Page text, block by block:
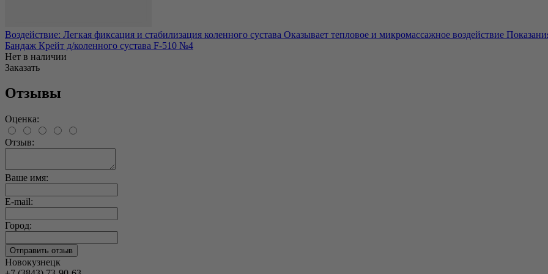
Воздействие: Легкая фиксация и стабилизация коленного сустава Оказывает тепловое и микромассажное воздействие
Бандаж Крейт д/коленного сустава F-510 №4
Нет в наличии
Заказать
Отзывы
Оценка:
Отзыв:
Ваше имя:
E-mail:
Город:
Новокузнецк